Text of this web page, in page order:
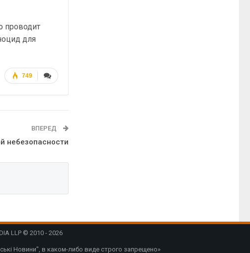
проводит
для
749
ВПЕРЕД
небезопасности
LLP © 2010 - 2026
Новини", в каком-либо виде строго запрещено»